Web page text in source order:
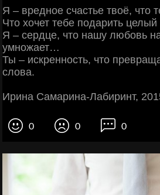
Я – вредное счастье твоё, что
Что хочет тебе подарить
Я – сердце, что нашу любовь
умножает…
Ты – искренность, что
слова.
Ирина Самарина-Лабиринт,
0 0 0